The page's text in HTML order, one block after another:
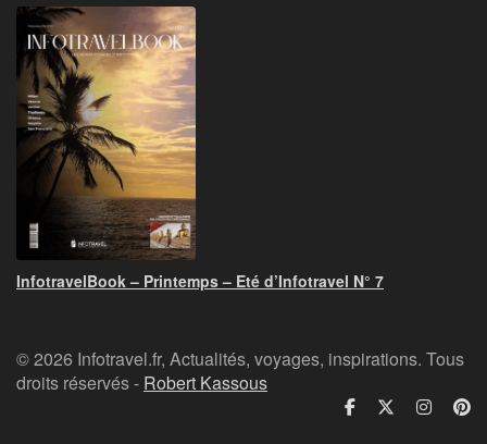
InfotravelBook – Printemps – Eté d’Infotravel N° 7
© 2026 Infotravel.fr, Actualités, voyages, inspirations. Tous
droits réservés - Robert Kassous